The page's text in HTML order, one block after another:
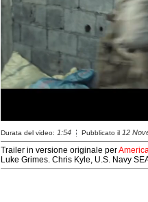
Durata del video: 1:54 Pubblicato il 12
Trailer in versione originale per
Luke Grimes. Chris Kyle, U.S. Navy